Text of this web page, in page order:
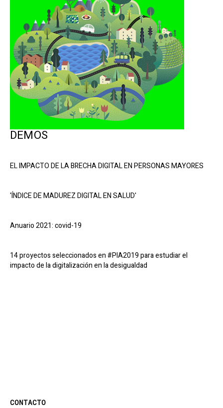
DEMOS
EL IMPACTO DE LA BRECHA DIGITAL EN PERSONAS MAYORES
'ÍNDICE DE MADUREZ DIGITAL EN SALUD'
Anuario 2021: covid-19
14 proyectos seleccionados en #PIA2019 para estudiar el
impacto de la digitalización en la desigualdad
CONTACTO